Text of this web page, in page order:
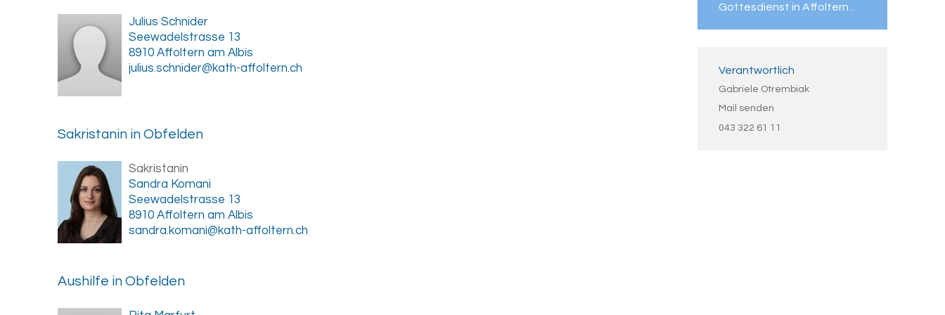
Gottesdienst in Affoltern...
Verantwortlich
Gabriele Otrembiak
Mail senden
043 322 61 11
Julius Schnider
Seewadelstrasse 13
8910 Affoltern am Albis
julius.schnider@kath-affoltern.ch
Sakristanin in Obfelden
Sakristanin
Sandra Komani
Seewadelstrasse 13
8910 Affoltern am Albis
sandra.komani@kath-affoltern.ch
Aushilfe in Obfelden